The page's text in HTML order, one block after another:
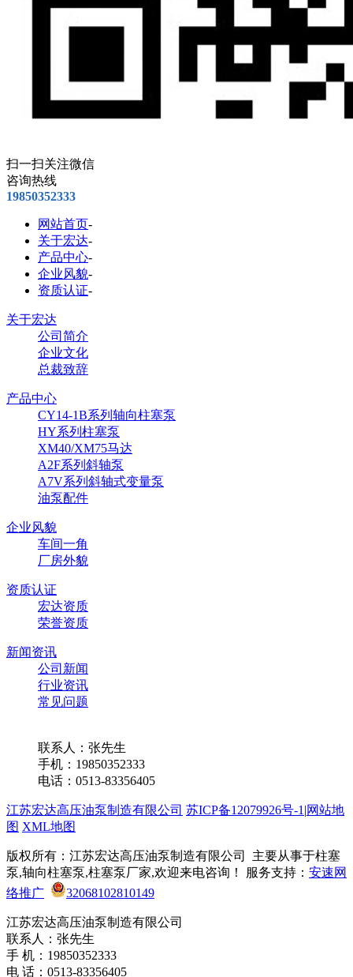
扫一扫关注微信
咨询热线
19850352333
网站首页-
关于宏达-
产品中心-
企业风貌-
资质认证-
关于宏达
公司简介
企业文化
总裁致辞
产品中心
CY14-1B系列轴向柱塞泵
HY系列柱塞泵
XM40/XM75马达
A2F系列斜轴泵
A7V系列斜轴式变量泵
油泵配件
企业风貌
车间一角
厂房外貌
资质认证
宏达资质
荣誉资质
新闻资讯
公司新闻
行业资讯
常见问题
联系人：张先生
手机：19850352333
电话：0513-83356405
江苏宏达高压油泵制造有限公司 苏ICP备12079926号-1 |网站地
图 XML地图
版权所有：江苏宏达高压油泵制造有限公司 主要从事于柱塞
泵,轴向柱塞泵,柱塞泵厂家,欢迎来电咨询！ 服务支持： 安速网
络推广
32068102810149
江苏宏达高压油泵制造有限公司
联系人：张先生
手 机：19850352333
电 话：0513-83356405